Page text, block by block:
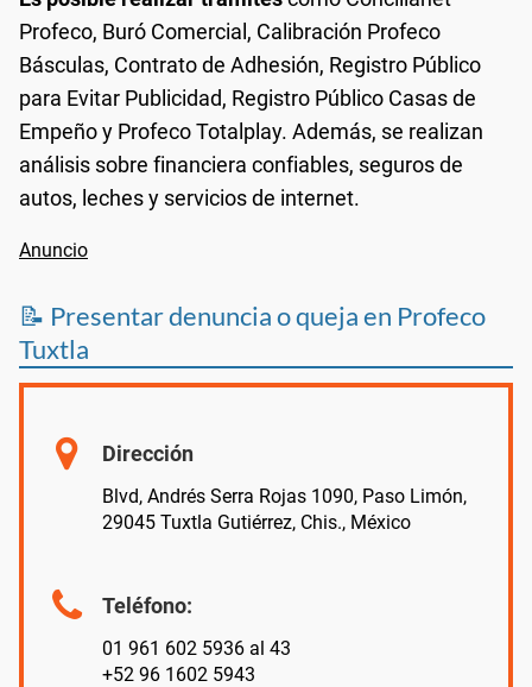
Profeco, Buró Comercial, Calibración Profeco
Básculas, Contrato de Adhesión, Registro Público
para Evitar Publicidad, Registro Público Casas de
Empeño y Profeco Totalplay. Además, se realizan
análisis sobre financiera confiables, seguros de
autos, leches y servicios de internet.
📝 Presentar denuncia o queja en Profeco
Tuxtla
Dirección
Blvd, Andrés Serra Rojas 1090, Paso Limón,
29045 Tuxtla Gutiérrez, Chis., México
Teléfono:
01 961 602 5936 al 43
+52 96 1602 5943